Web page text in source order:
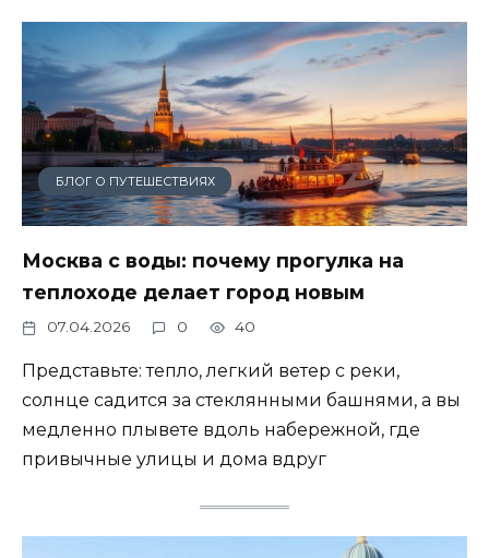
БЛОГ О ПУТЕШЕСТВИЯХ
Москва с воды: почему прогулка на
теплоходе делает город новым
07.04.2026 0 40
Представьте: тепло, легкий ветер с реки,
солнце садится за стеклянными башнями, а вы
медленно плывете вдоль набережной, где
привычные улицы и дома вдруг